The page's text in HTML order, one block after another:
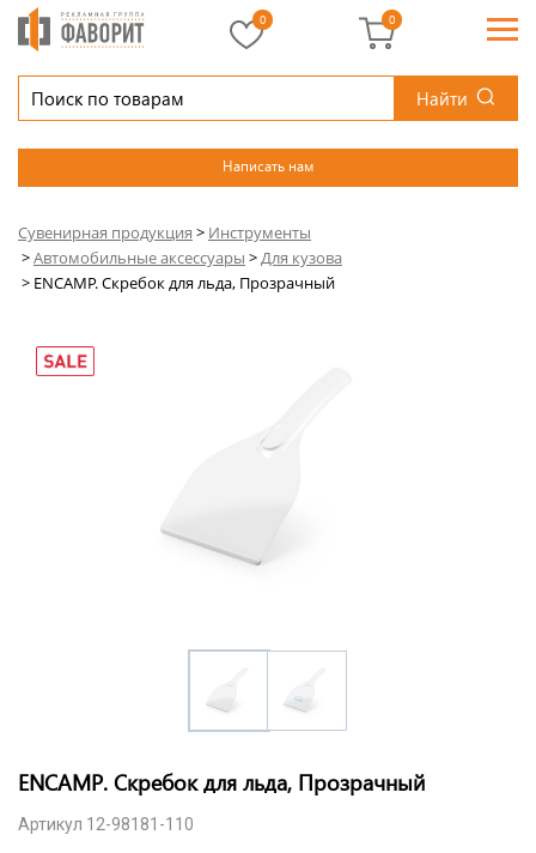
Найти
Написать нам
0 0
Сувенирная продукция > Инструменты
>Автомобильные аксессуары >Для кузова
> ENCAMP. Скребок для льда, Прозрачный
ENCAMP. Скребок для льда, Прозрачный
Артикул 12-98181-110